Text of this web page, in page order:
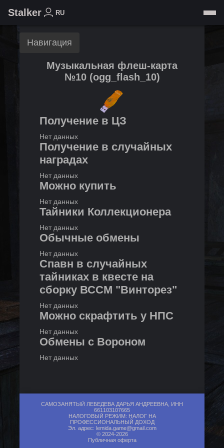
Stalker RU
Навигация
Музыкальная флеш-карта
№10(ogg_flash_10)
Получение в ЦЗ
Нет данных
Получение в случайных
наградах
Нет данных
Можно купить
Нет данных
Тайники Коллекционера
Нет данных
Обычные обмены
Нет данных
Спавн в случайных
тайниках в квесте на
сборку ВССМ "Винторез"
Нет данных
Можно скрафтить у НПС
Нет данных
Обмены с Вороном
Нет данных
САМОЗАНЯТЫЙ ЛЕБЕДЕВА ДАРЬЯ АНДРЕЕВНА, ИНН
661103107665
НАЛОГОВЫЙ РЕЖИМ: НАЛОГ НА
ПРОФЕССИОНАЛЬНЫЙ ДОХОД
Эл. адрес: lemida.game@gmail.com
© 2024-2026
Публичная оферта